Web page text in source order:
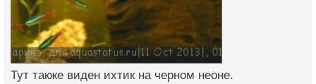
Тут также виден ихтик на черном неоне.